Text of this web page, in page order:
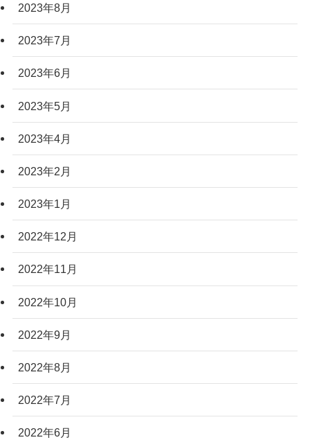
2023年8月
2023年7月
2023年6月
2023年5月
2023年4月
2023年2月
2023年1月
2022年12月
2022年11月
2022年10月
2022年9月
2022年8月
2022年7月
2022年6月